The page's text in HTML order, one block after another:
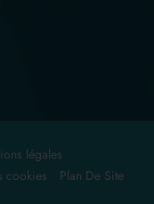
légales
cookies Plan De Site